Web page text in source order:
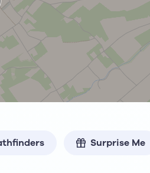
Surprise Me